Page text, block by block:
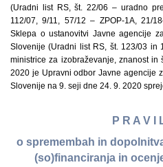
(Uradni list RS, št. 22/06 – uradno
112/07, 9/11, 57/12 – ZPOP-1A, 21/18
Sklepa o ustanovitvi Javne agencije
Slovenije (Uradni list RS, št. 123/03 in
ministrice za izobraževanje, znanost
2020 je Upravni odbor Javne agencije
Slovenije na 9. seji dne 24. 9. 2020
P R A V I
o spremembah in
(so)financiranja in